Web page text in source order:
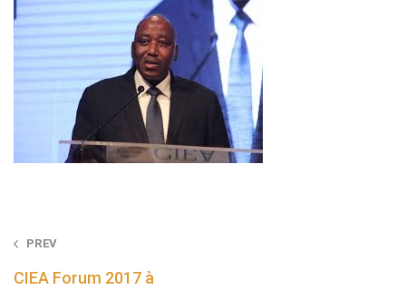
Post
navigation
PREV
CIEA Forum 2017 à